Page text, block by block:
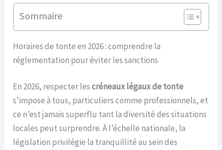
Sommaire
Horaires de tonte en 2026 : comprendre la
réglementation pour éviter les sanctions
En 2026, respecter lescréneaux légaux de tonte
s’impose à tous, particuliers comme professionnels, et
ce n’est jamais superflu tant la diversité des situations
locales peut surprendre. À l’échelle nationale, la
législation privilégie la tranquillité au sein des